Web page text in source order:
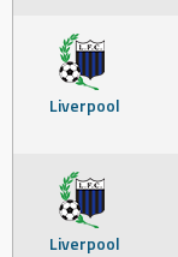
Liverpool
Liverpool